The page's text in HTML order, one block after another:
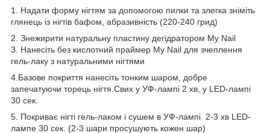
1. Надати форму нігтям за допомогою пилки та злегка зніміть
глянець із нігтів бафом, абразивність (220-240 грид)
2. Знежирити натуральну пластину дегідратором My Nail
3. Нанесіть без кислотний праймер My Nail для зчеплення
гель-лаку з натуральними нігтями
4.Базове покриття нанесіть тонким шаром, добре
запечатуючи торець нігтя.Свих у УФ-лампі 2 хв, у LED-лампі
30 сек.
5. Покриває нігті гель-лаком і сушем в УФ-лампі 2-3 хв LED-
лампе 30 сек. (2-3 шари просушують кожен шар)